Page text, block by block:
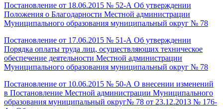
Постановление от 18.06.2015 № 52-А Об утверждении
Положения о Благодарности Местной администрации
Муниципального образования муниципальный округ № 78
Постановление от 17.06.2015 № 51-А Об утверждении
Порядка оплаты труда лиц, осуществляющих техническое
обеспечение деятельности Местной администрации
Муниципального образования муниципальный округ № 78
Постановление от 10.06.2015 № 50-А О внесении изменений
в Постановление Местной администрации Муниципального
образования муниципальный округ№ 78 от 23.12.2013 № 176-